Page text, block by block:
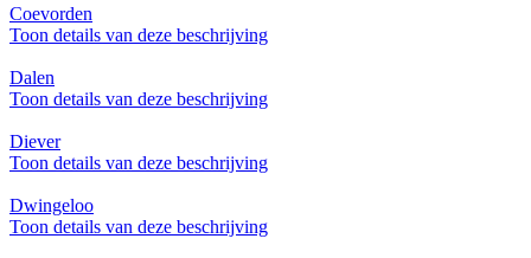
Coevorden
Toon details van deze beschrijving
Dalen
Toon details van deze beschrijving
Diever
Toon details van deze beschrijving
Dwingeloo
Toon details van deze beschrijving